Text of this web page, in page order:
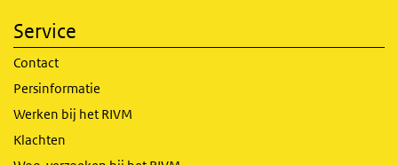
Service
Contact
Persinformatie
Werken bij het RIVM
Klachten